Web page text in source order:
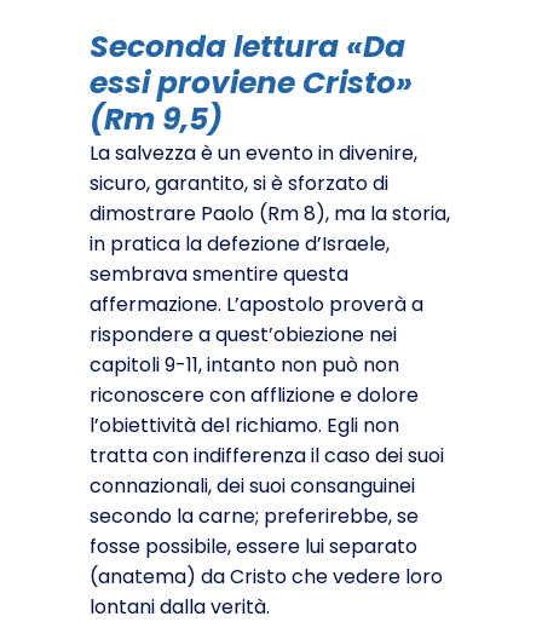
Seconda lettura «Da
essi proviene Cristo»
(Rm 9,5)
La salvezza è un evento in divenire,
sicuro, garantito, si è sforzato di
dimostrare Paolo (Rm 8), ma la storia,
in pratica la de­fezione d’Israele,
sembrava smentire questa
affermazione. L’apostolo proverà a
rispondere a quest’obiezione nei
capitoli 9-11, intanto non può non
riconoscere con afflizione e dolore
l’obiettività del richiamo. Egli non
tratta con indifferenza il ca­so dei suoi
connazionali, dei suoi consanguinei
secondo la carne; preferirebbe, se
fosse possibile, essere lui separato
(ana­tema) da Cristo che vedere loro
lontani dalla verità.